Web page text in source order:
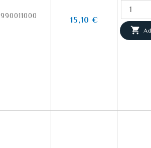
990011000 15,10 €
